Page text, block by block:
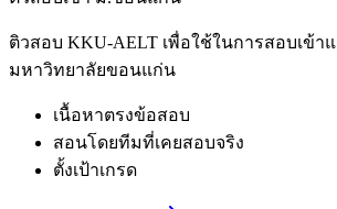
ติวสอบ KKU-AELT เพื่อใช้ในการสอบเข้า
มหาวิทยาลัยขอนแก่น
เนื้อหาตรงข้อสอบ
สอนโดยทีมที่เคยสอบจริง
ตั้งเป้าเกรด